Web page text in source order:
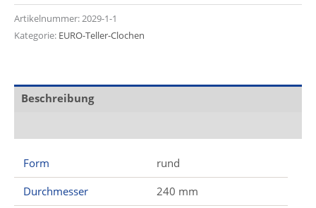
Artikelnummer:2029-1-1
Kategorie: EURO-Teller-Clochen
Beschreibung
Form
rund
Durchmesser
240 mm